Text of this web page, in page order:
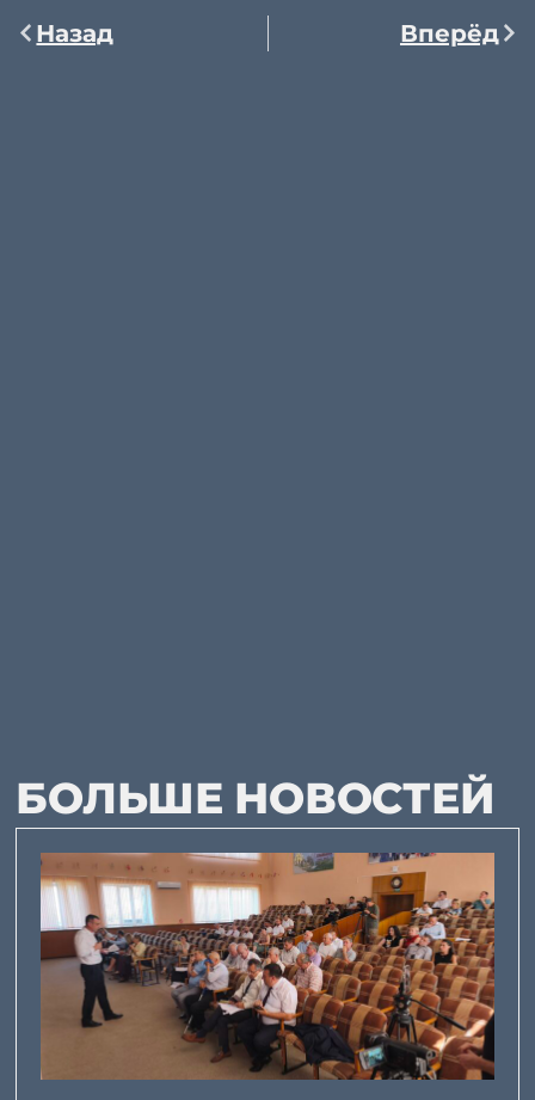
Назад Вперёд
БОЛЬШЕ НОВОСТЕЙ